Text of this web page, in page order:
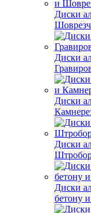
Диски
Диски
Диски
Диски
Диски
бетону